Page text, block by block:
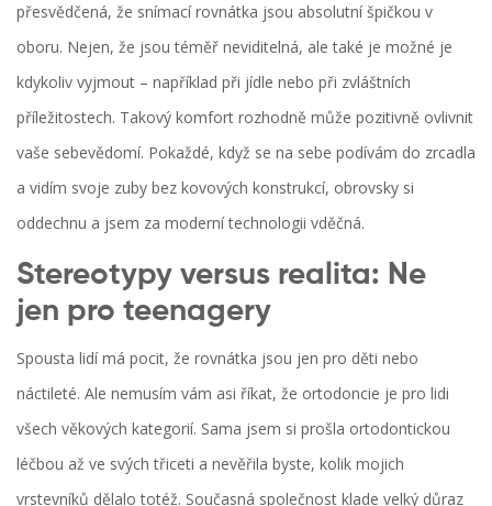
přesvědčená, že snímací rovnátka jsou absolutní špičkou v
oboru. Nejen, že jsou téměř neviditelná, ale také je možné je
kdykoliv vyjmout – například při jídle nebo při zvláštních
příležitostech. Takový komfort rozhodně může pozitivně ovlivnit
vaše sebevědomí. Pokaždé, když se na sebe podívám do zrcadla
a vidím svoje zuby bez kovových konstrukcí, obrovsky si
oddechnu a jsem za moderní technologii vděčná.
Stereotypy versus realita: Ne
jen pro teenagery
Spousta lidí má pocit, že rovnátka jsou jen pro děti nebo
náctileté. Ale nemusím vám asi říkat, že ortodoncie je pro lidi
všech věkových kategorií. Sama jsem si prošla ortodontickou
léčbou až ve svých třiceti a nevěřila byste, kolik mojich
vrstevníků dělalo totéž. Současná společnost klade velký důraz